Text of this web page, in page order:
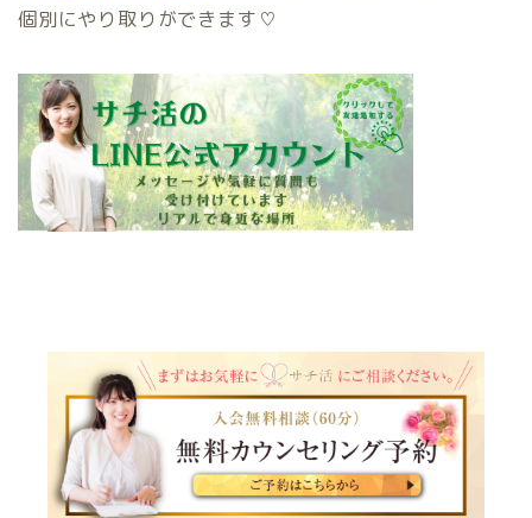
個別にやり取りができます♡